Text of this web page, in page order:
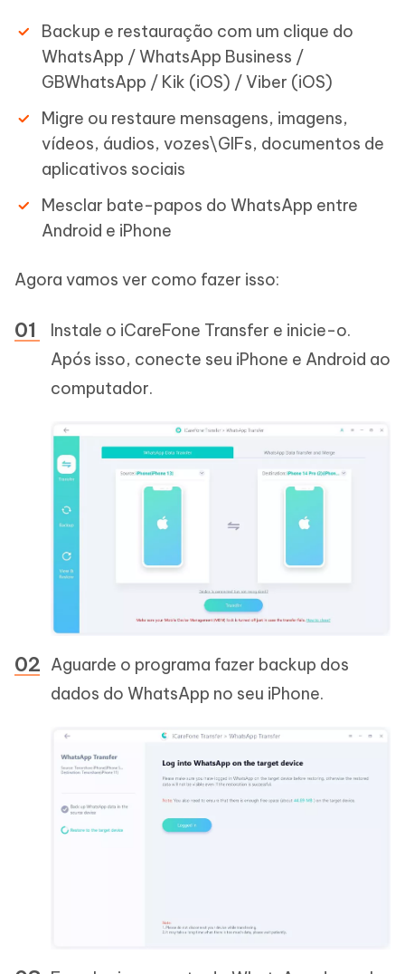
Backup e restauração com um clique do
WhatsApp / WhatsApp Business /
GBWhatsApp / Kik (iOS) / Viber (iOS)
Migre ou restaure mensagens, imagens,
vídeos, áudios, vozes\GIFs, documentos de
aplicativos sociais
Mesclar bate-papos do WhatsApp entre
Android e iPhone
Agora vamos ver como fazer isso:
Instale o iCareFone Transfer e inicie-o.
Após isso, conecte seu iPhone e Android ao
computador.
Aguarde o programa fazer backup dos
dados do WhatsApp no seu iPhone.